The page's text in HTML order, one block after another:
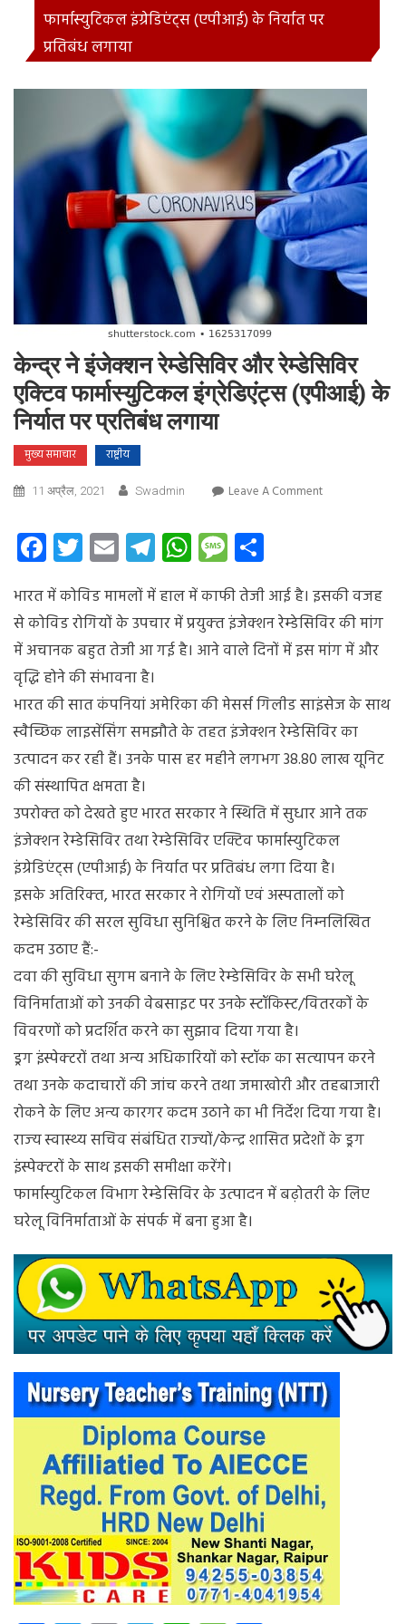
फार्मास्‍युटिकल इंग्रेडिएंट्स (एपीआई) के निर्यात पर
प्रतिबंध लगाया
केन्‍द्र ने इंजेक्‍शन रेम्‍डेसिविर और रेम्‍डेसिविर
एक्टिव फार्मास्‍युटिकल इंग्रेडिएंट्स (एपीआई) के
निर्यात पर प्रतिबंध लगाया
मुख्य समाचार राष्ट्रीय
11 अप्रैल, 2021 Swadmin Leave A CommentOn
और
रेम्‍डेसिविर
फार्मास्‍युटिकल
(एपीआई)
के
निर्यात
पर
लगाया
Facebook
Twitter
EmailTelegram
WhatsApp
Message
भारत में कोविड मामलों में हाल में काफी तेजी आई है। इसकी वजह
से कोविड रोगियों के उपचार में प्रयुक्‍त इंजेक्‍शन रेम्‍डेसिविर की मांग
में अचानक बहुत तेजी आ गई है। आने वाले दिनों में इस मांग में और
वृद्धि होने की संभावना है।
भारत की सात कंपनियां अमेरिका की मेसर्स गिलीड साइंसेज के साथ
स्‍वैच्छिक लाइसेंसिंग समझौते के तहत इंजेक्‍शन रेम्‍डेसिविर का
उत्‍पादन कर रही हैं। उनके पास हर महीने लगभग 38.80 लाख यूनिट
की संस्‍थापित क्षमता है।
उपरोक्‍त को देखते हुए भारत सरकार ने स्थिति में सुधार आने तक
इंजेक्‍शन रेम्‍डेसिविर तथा रेम्‍डेसिविर एक्टिव फार्मास्‍युटिकल
इंग्रेडिएंट्स (एपीआई) के निर्यात पर प्रतिबंध लगा दिया है।
इसके अतिरिक्‍त, भारत सरकार ने रोगियों एवं अस्‍पतालों को
रेम्‍डेसिविर की सरल सुविधा सुनिश्चित करने के लिए निम्‍नलिखित
कदम उठाए हैं:-
दवा की सुविधा सुगम बनाने के लिए रेम्‍डेसिविर के सभी घरेलू
विनिर्माताओं को उनकी वेबसाइट पर उनके स्‍टॉकिस्‍ट/वितरकों के
विवरणों को प्रदर्शित करने का सुझाव दिया गया है।
ड्रग इंस्‍पेक्‍टरों तथा अन्‍य अधिकारियों को स्‍टॉक का सत्‍यापन करने
तथा उनके कदाचारों की जांच करने तथा जमाखोरी और तहबाजारी
रोकने के लिए अन्‍य कारगर कदम उठाने का भी निर्देश दिया गया है।
राज्‍य स्‍वास्‍थ्‍य सचिव संबंधित राज्‍यों/केन्‍द्र शासित प्रदेशों के ड्रग
इंस्‍पेक्‍टरों के साथ इसकी समीक्षा करेंगे।
फार्मास्‍युटिकल विभाग रेम्‍डेसिविर के उत्‍पादन में बढ़ोतरी के लिए
घरेलू विनिर्माताओं के संपर्क में बना हुआ है।